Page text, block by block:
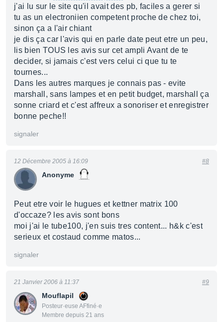
j'ai lu sur le site qu'il avait des pb, faciles a gerer si
tu as un electroniien competent proche de chez toi,
sinon ça a l'air chiant
je dis ça car l'avis qui en parle date peut etre un peu,
lis bien TOUS les avis sur cet ampli Avant de te
decider, si jamais c'est vers celui ci que tu te
tournes...
Dans les autres marques je connais pas - evite
marshall, sans lampes et en petit budget, marshall ça
sonne criard et c'est affreux a sonoriser et enregistrer
bonne peche!!
signaler
Anonyme
12 Décembre 2005 à 16:09 #8
Peut etre voir le hugues et kettner matrix 100
d'occaze? les avis sont bons
moi j'ai le tube100, j'en suis tres content... h&k c'est
serieux et costaud comme matos...
signaler
Mouflapil
Posteur·euse AFfiné·e
Membre depuis 21 ans
21 Janvier 2006 à 11:37 #9